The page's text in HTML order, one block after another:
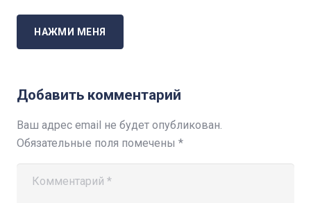
НАЖМИ МЕНЯ
Добавить комментарий
Ваш адрес email не будет опубликован.
Обязательные поля помечены *